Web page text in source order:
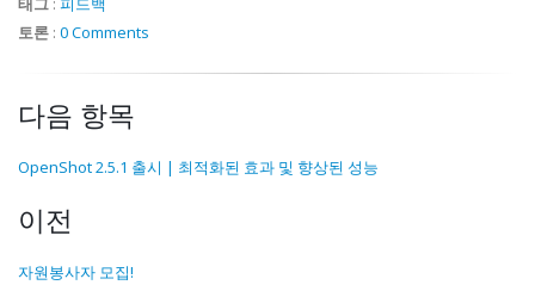
토론 : 0 Comments
다음 항목
OpenShot 2.5.1 출시 | 최적화된 효과 및 향상된 성능
이전
자원봉사자 모집!